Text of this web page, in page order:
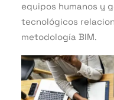
equipos humanos y
tecnológicos
metodología BIM.